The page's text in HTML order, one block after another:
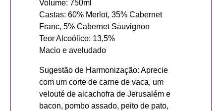
Volume: 750ml
Castas: 60% Merlot, 35% Cabernet
Franc, 5% Cabernet Sauvignon
Teor Alcoólico: 13,5%
Macio e aveludado
Sugestão de Harmonização: Aprecie
com um corte de carne de vaca, um
velouté de alcachofra de Jerusalém e
bacon, pombo assado, peito de pato,